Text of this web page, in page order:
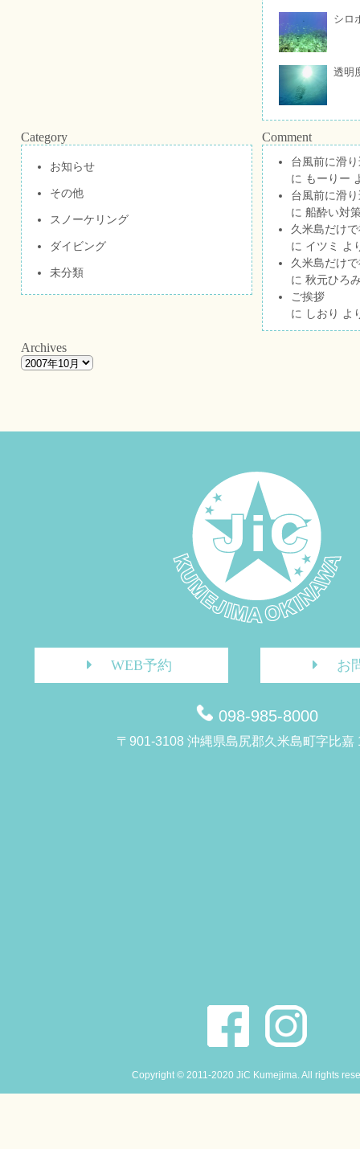
シロ
透明
Category
お知らせ
その他
スノーケリング
ダイビング
未分類
Comment
台風前に滑
に もーりー
台風前に滑
に 船酔い対
久米島だけ
に イツミ
よ
久米島だけ
に 秋元ひろ
ご挨拶
に しおり よ
Archives
WEB予約 お
098-985-8000
〒901-3108 沖縄県島尻郡久米島町字比嘉
Copyright © 2011-2020 JiC Kumejima. All rights